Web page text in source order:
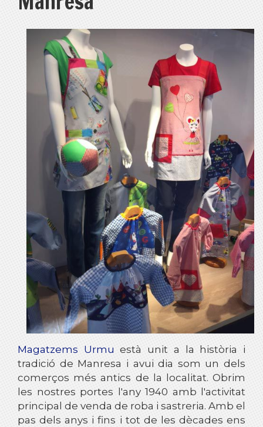
Magatzems Urmu està unit a la història i
tradició de Manresa i avui dia som un dels
comerços més antics de la localitat. Obrim
les nostres portes l'any 1940 amb l'activitat
principal de venda de roba i sastreria. Amb el
pas dels anys i fins i tot de les dècades ens